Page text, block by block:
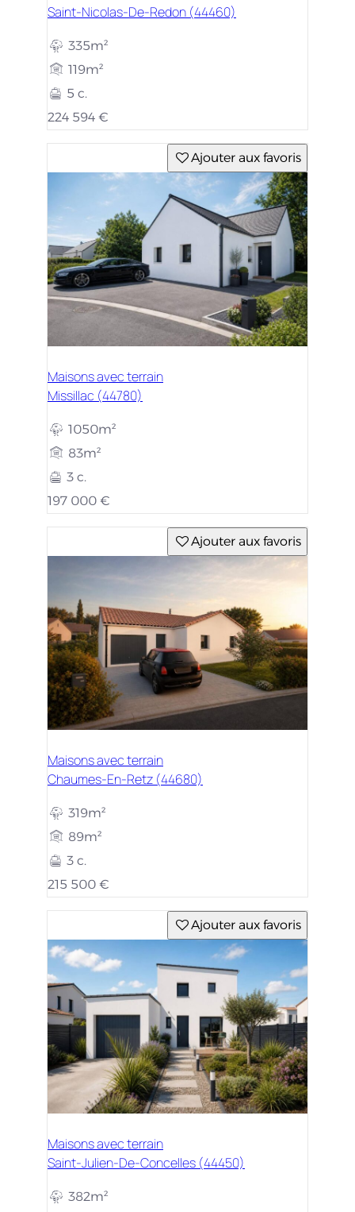
Saint-Nicolas-De-Redon (44460)
335m²
119m²
5 c.
224 594 €
Ajouter aux favoris
Maisons avec terrain
Missillac (44780)
1050m²
83m²
3 c.
197 000 €
Ajouter aux favoris
Maisons avec terrain
Chaumes-En-Retz (44680)
319m²
89m²
3 c.
215 500 €
Ajouter aux favoris
Maisons avec terrain
Saint-Julien-De-Concelles (44450)
382m²